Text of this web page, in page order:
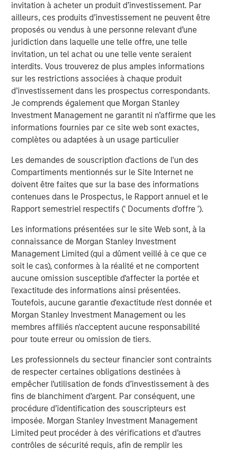
invitation à acheter un produit d’investissement. Par
ailleurs, ces produits d’investissement ne peuvent être
proposés ou vendus à une personne relevant d’une
juridiction dans laquelle une telle offre, une telle
invitation, un tel achat ou une telle vente seraient
interdits. Vous trouverez de plus amples informations
sur les restrictions associées à chaque produit
d’investissement dans les prospectus correspondants.
Je comprends également que Morgan Stanley
Investment Management ne garantit ni n’affirme que les
informations fournies par ce site web sont exactes,
complètes ou adaptées à un usage particulier
Les demandes de souscription d'actions de l'un des
Compartiments mentionnés sur le Site Internet ne
doivent être faites que sur la base des informations
contenues dans le Prospectus, le Rapport annuel et le
Rapport semestriel respectifs (' Documents d'offre ').
Les informations présentées sur le site Web sont, à la
connaissance de Morgan Stanley Investment
Management Limited (qui a dûment veillé à ce que ce
soit le cas), conformes à la réalité et ne comportent
aucune omission susceptible d'affecter la portée et
l'exactitude des informations ainsi présentées.
Toutefois, aucune garantie d'exactitude n'est donnée et
Morgan Stanley Investment Management ou les
membres affiliés n'acceptent aucune responsabilité
pour toute erreur ou omission de tiers.
Les professionnels du secteur financier sont contraints
de respecter certaines obligations destinées à
empêcher l’utilisation de fonds d’investissement à des
fins de blanchiment d’argent. Par conséquent, une
procédure d’identification des souscripteurs est
imposée. Morgan Stanley Investment Management
Limited peut procéder à des vérifications et d’autres
contrôles de sécurité requis, afin de remplir les
“Vbrick’s tremendous customer retention and satisfaction
provides strong support for our thesis that enterprise
customers will increasingly turn to video as the most
effective form of communication with employees,
customers, and partners,” said Pete Chung, Managing
Principal and Head of Morgan Stanley Expansion Capital.
“The Rev platform’s unparalleled ease in enabling live
video streaming and rapid access to video content is
fulfilling an unmet need in the market place for enterprise
video.”
About Vbrick
Vbrick believes in the power of video to transform the
workplace. Its Rev enterprise video platform removes the
technology and pricing restraints that have held business
back from tapping video’s clear advantage to persuade,
inform and compel people, wherever they are.
Visit vbrick.com
Vbrick and Rev are trademarks of Vbrick Systems, Inc.,
USA.
About Morgan Stanley Expansion Capital
Morgan Stanley Expansion Capital is the growth-focused
private investment platform within Morgan Stanley
Investment Management. Funds managed by Morgan
Stanley Expansion Capital target growth equity and credit
investments within technology, healthcare, consumer,
digital media and other high growth sectors. For over
three decades, Morgan Stanley Expansion Capital has
successfully pursued growth investment opportunities
and has completed investments in over 190 companies
leveraging the global brand and network of Morgan
Stanley. For further information about Morgan Stanley
Expansion Capital, please
visitwww.morganstanley.com/im/expansioncapital